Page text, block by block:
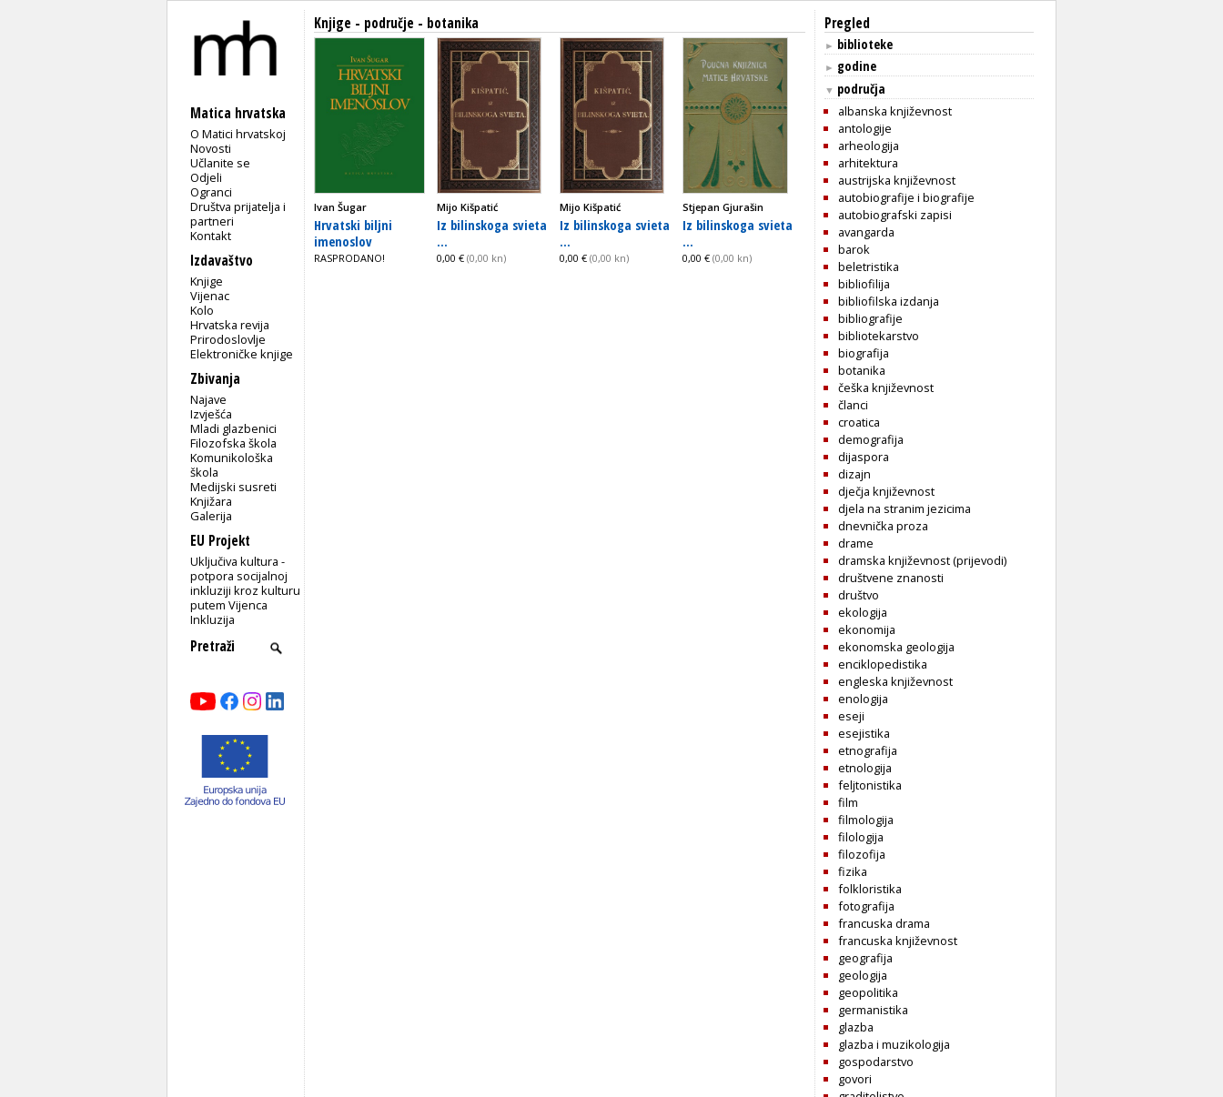
Matica hrvatska
O Matici hrvatskoj
Novosti
Učlanite se
Odjeli
Ogranci
Društva prijatelja i
partneri
Kontakt
Izdavaštvo
Knjige
Vijenac
Kolo
Hrvatska revija
Prirodoslovlje
Elektroničke knjige
Zbivanja
Najave
Izvješća
Mladi glazbenici
Filozofska škola
Komunikološka
škola
Medijski susreti
Knjižara
Galerija
EU Projekt
Uključiva kultura -
potpora socijalnoj
inkluziji kroz kulturu
putem Vijenca
Inkluzija
Knjige - područje - botanika
Ivan Šugar
Hrvatski biljni
imenoslov
RASPRODANO!
Mijo Kišpatić
Iz bilinskoga svieta
...
0,00 € (0,00 kn)
Mijo Kišpatić
Iz bilinskoga svieta
...
0,00 € (0,00 kn)
Stjepan Gjurašin
Iz bilinskoga svieta
...
0,00 € (0,00 kn)
Pregled
► biblioteke
► godine
▼ područja
albanska književnost
antologije
arheologija
arhitektura
austrijska književnost
autobiografije i biografije
autobiografski zapisi
avangarda
barok
beletristika
bibliofilija
bibliofilska izdanja
bibliografije
bibliotekarstvo
biografija
botanika
češka književnost
članci
croatica
demografija
dijaspora
dizajn
dječja književnost
djela na stranim jezicima
dnevnička proza
drame
dramska književnost (prijevodi)
društvene znanosti
društvo
ekologija
ekonomija
ekonomska geologija
enciklopedistika
engleska književnost
enologija
eseji
esejistika
etnografija
etnologija
feljtonistika
film
filmologija
filologija
filozofija
fizika
folkloristika
fotografija
francuska drama
francuska književnost
geografija
geologija
geopolitika
germanistika
glazba
glazba i muzikologija
gospodarstvo
govori